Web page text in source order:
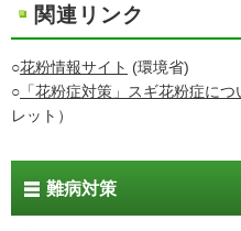
関連リンク
○花粉情報サイト (環境省)
○ 「花粉症対策」スギ花粉症に
レット）
難病対策